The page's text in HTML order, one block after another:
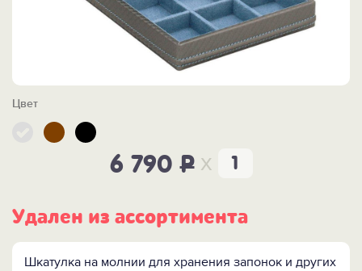
Цвет
6 790P x
Удален из ассортимента
Шкатулка на молнии для хранения запонок и других